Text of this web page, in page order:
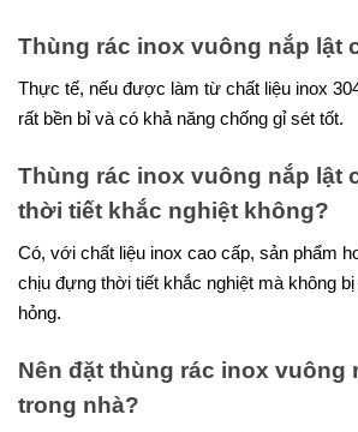
Thùng rác inox vuông nắp lật
Thực tế, nếu được làm từ chất liệu inox
rất bền bỉ và có khả năng chống gỉ sét tốt.
Thùng rác inox vuông nắp lật
thời tiết khắc nghiệt không?
Có, với chất liệu inox cao cấp, sản phẩm
chịu đựng thời tiết khắc nghiệt mà không
hỏng.
Nên đặt thùng rác inox vuông
trong nhà?